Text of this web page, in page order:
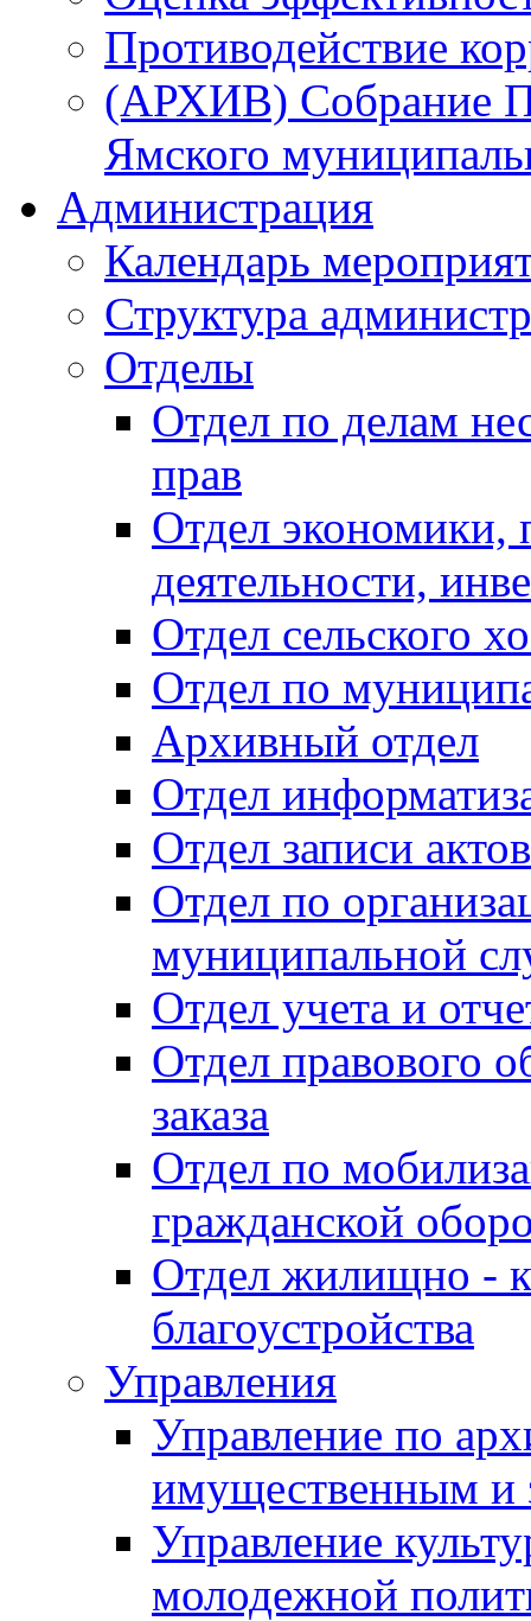
Противодействие
(АРХИВ) Собрание
Ямского
Администрация
Календарь
Структура
Отделы
Отдел по делам
прав
Отдел экономики,
деятельности,
Отдел сельского
Отдел по
Архивный отдел
Отдел
Отдел записи
Отдел по
муниципальной
Отдел учета и
Отдел правового
заказа
Отдел по
гражданской
Отдел жилищно -
благоустройства
Управления
Управление по
имущественным и
Управление
молодежной